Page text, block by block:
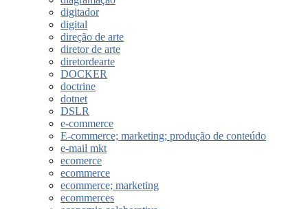
digitador
digital
direção de arte
diretor de arte
diretordearte
DOCKER
doctrine
dotnet
DSLR
e-commerce
E-commerce; marketing; produção de conteúdo
e-mail mkt
ecomerce
ecommerce
ecommerce; marketing
ecommerces